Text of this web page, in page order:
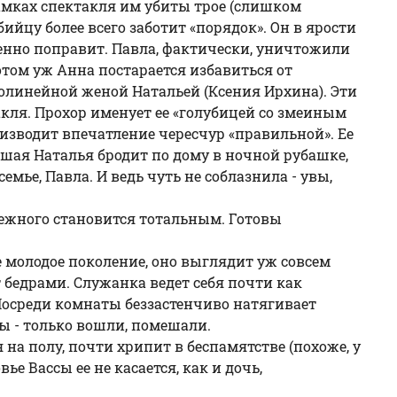
спектакля им убиты трое (слишком
более всего заботит «порядок». Он в ярости
поправит. Павла, фактически, уничтожили
уж Анна постарается избавиться от
женой Натальей (Ксения Ирхина). Эти
Прохор именует ее «голубицей со змеиным
впечатление чересчур «правильной». Ее
Наталья бродит по дому в ночной рубашке,
Павла. И ведь чуть не соблазнила - увы,
становится тотальным. Готовы
поколение, оно выглядит уж совсем
Служанка ведет себя почти как
комнаты беззастенчиво натягивает
- только вошли, помешали.
полу, почти хрипит в беспамятстве (похоже, у
Вассы ее не касается, как и дочь,